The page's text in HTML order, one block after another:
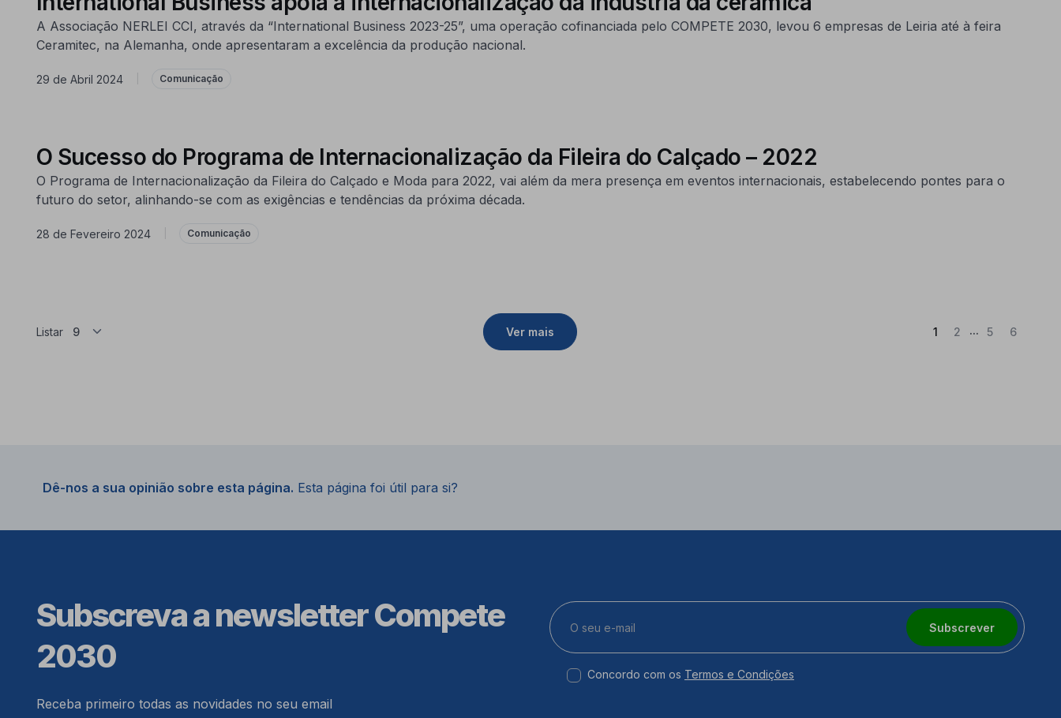
A Associação NERLEI CCI, através da “International Business 2023-25”, uma operação cofinanciada pelo COMPETE 2030, levou 6 empresas de Leiria até à feira
Ceramitec, na Alemanha, onde apresentaram a excelência da produção nacional.
29 de Abril 2024 Comunicação
O Sucesso do Programa de Internacionalização da Fileira do Calçado – 2022
O Programa de Internacionalização da Fileira do Calçado e Moda para 2022, vai além da mera presença em eventos internacionais, estabelecendo pontes para o
futuro do setor, alinhando-se com as exigências e tendências da próxima década.
28 de Fevereiro 2024 Comunicação
Listar Ver mais 1(Atual)
2 ... 5 6
Dê-nos a sua opinião sobre esta página. Esta página foi útil para si?
Subscreva a newsletter Compete
2030
Receba primeiro todas as novidades no seu email
Subscrever
Concordo com os Termos e Condições